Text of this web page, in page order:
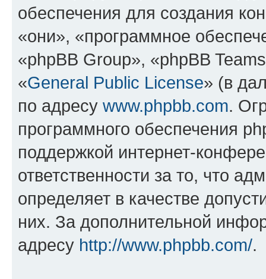
обеспечения для создания
«они», «программное
«phpBB Group», «phpBB
«General Public License» (в
по адресу www.phpbb.com.
программного обеспечения
поддержкой интернет-
ответственности за то, что
определяет в качестве
них. За дополнительной
адресу http://www.phpbb.com/.